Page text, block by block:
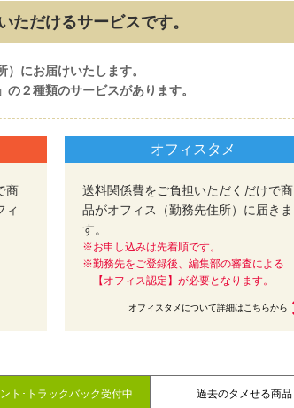
ただけるサービスです。
にお届けいたします。
」の２種類のサービスがあります。
商
ィ
オフィスタメ
送料関係費をご負担いただくだけで商
品がオフィス（勤務先住所）に届きま
す。
※お申し込みは先着順です。
※勤務先をご登録後、編集部の審査による
【オフィス認定】が必要となります。
オフィスタメについて詳細はこちらから
ト･トラックバック受付中 過去のタメせる商品